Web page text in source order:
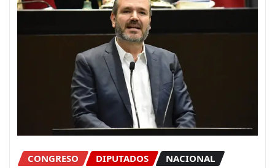
CONGRESO DIPUTADOS NACIONAL